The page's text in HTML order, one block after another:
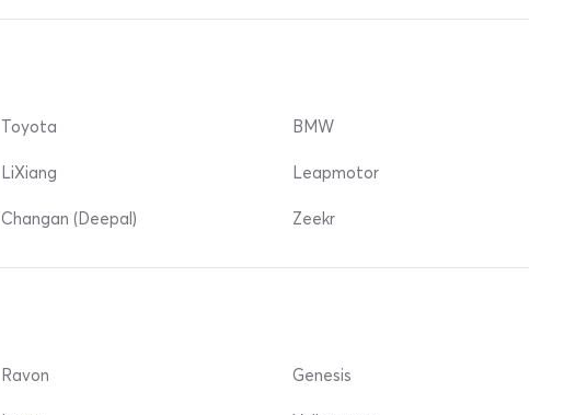
Toyota
LiXiang
Changan (Deepal)
BMW
Leapmotor
Zeekr
Ravon Genesis